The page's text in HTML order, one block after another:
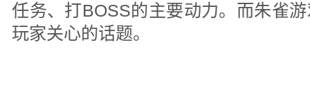
任务、打BOSS的主要动力。而朱雀
玩家关心的话题。